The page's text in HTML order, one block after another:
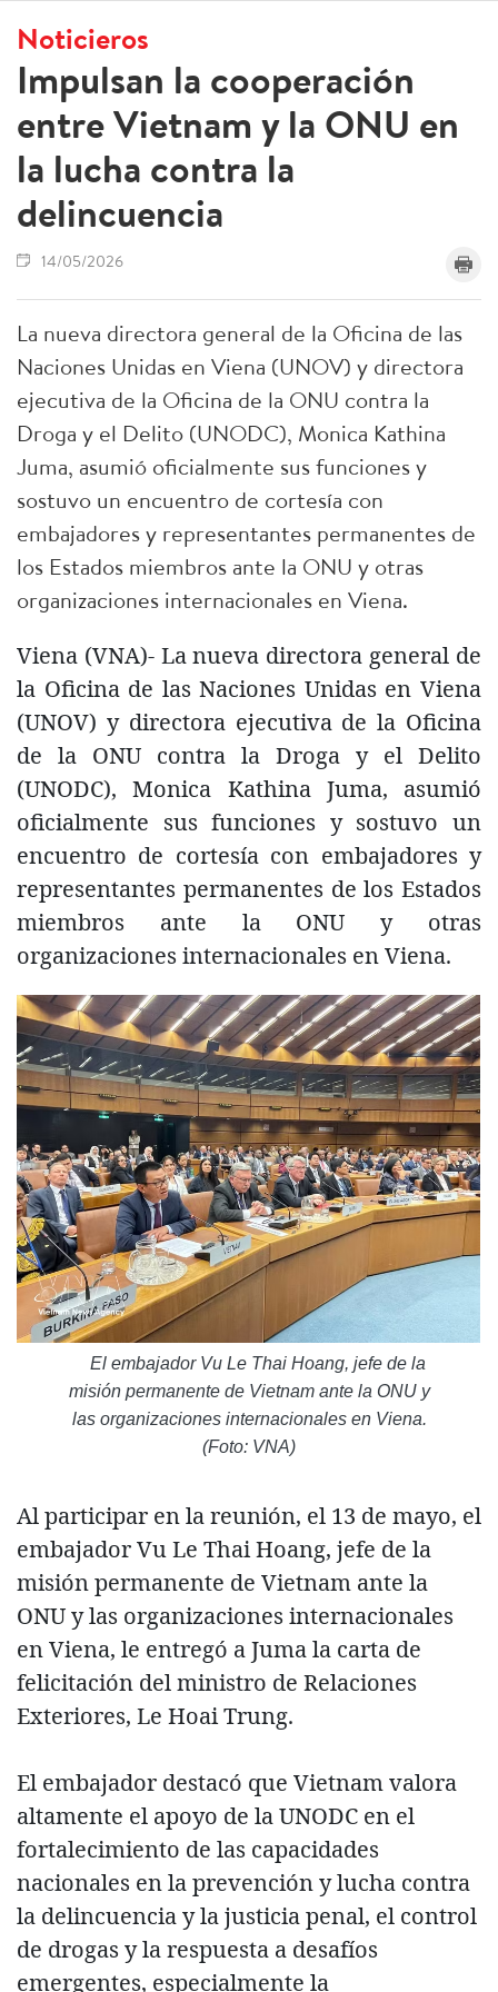
Noticieros
Impulsan la cooperación
entre Vietnam y la ONU en
la lucha contra la
delincuencia
14/05/2026
La nueva directora general de la Oficina de las
Naciones Unidas en Viena (UNOV) y directora
ejecutiva de la Oficina de la ONU contra la
Droga y el Delito (UNODC), Monica Kathina
Juma, asumió oficialmente sus funciones y
sostuvo un encuentro de cortesía con
embajadores y representantes permanentes de
los Estados miembros ante la ONU y otras
organizaciones internacionales en Viena.
Viena (VNA)- La nueva directora general de
la Oficina de las Naciones Unidas en Viena
(UNOV) y directora ejecutiva de la Oficina
de la ONU contra la Droga y el Delito
(UNODC), Monica Kathina Juma, asumió
oficialmente sus funciones y sostuvo un
encuentro de cortesía con embajadores y
representantes permanentes de los Estados
miembros ante la ONU y otras
organizaciones internacionales en Viena.
El embajador Vu Le Thai Hoang, jefe de la
misión permanente de Vietnam ante la ONU y
las organizaciones internacionales en Viena.
(Foto: VNA)
Al participar en la reunión, el 13 de mayo, el
embajador Vu Le Thai Hoang, jefe de la
misión permanente de Vietnam ante la
ONU y las organizaciones internacionales
en Viena, le entregó a Juma la carta de
felicitación del ministro de Relaciones
Exteriores, Le Hoai Trung.
El embajador destacó que Vietnam valora
altamente el apoyo de la UNODC en el
fortalecimiento de las capacidades
nacionales en la prevención y lucha contra
la delincuencia y la justicia penal, el control
de drogas y la respuesta a desafíos
emergentes, especialmente la